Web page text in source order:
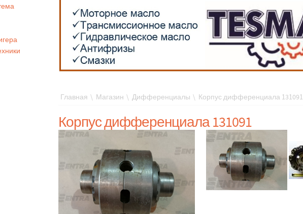
Главная \ Магазин \Дифференциалы \ Корпус дифференциала 131091
Корпус дифференциала 131091